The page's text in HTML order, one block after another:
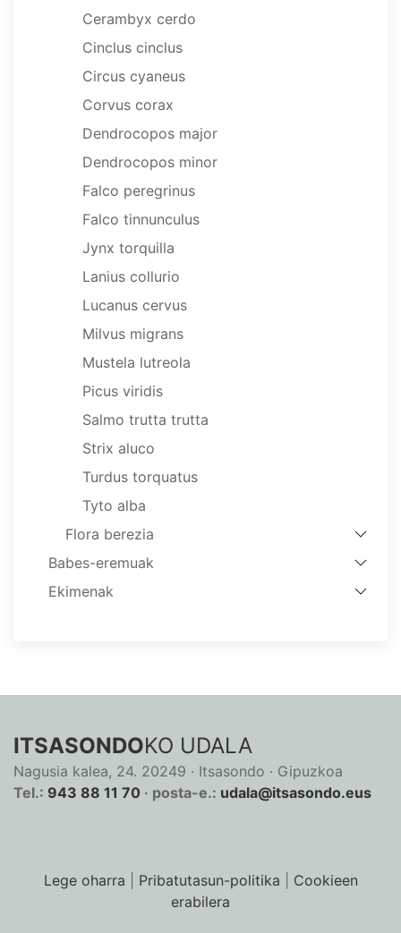
Cerambyx cerdo
Cinclus cinclus
Circus cyaneus
Corvus corax
Dendrocopos major
Dendrocopos minor
Falco peregrinus
Falco tinnunculus
Jynx torquilla
Lanius collurio
Lucanus cervus
Milvus migrans
Mustela lutreola
Picus viridis
Salmo trutta trutta
Strix aluco
Turdus torquatus
Tyto alba
Flora berezia
Babes-eremuak
Ekimenak
ITSASONDOKO UDALA
Nagusia kalea, 24. 20249 · Itsasondo · Gipuzkoa
Tel.: 943 88 11 70 · posta-e.: udala@itsasondo.eus
Lege oharra Pribatutasun-politika
Cookieen
erabilera